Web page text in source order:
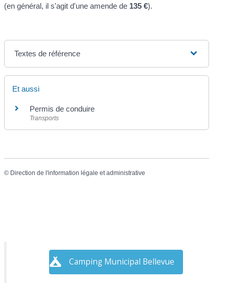
(en général, il s'agit d'une amende de 135 €).
Textes de référence
Et aussi
Permis de conduire
Transports
© Direction de l'information légale et administrative
Camping Municipal Bellevue